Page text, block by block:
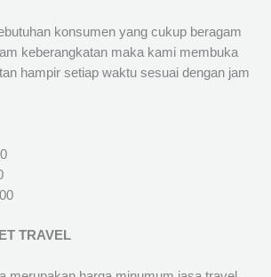
konsumen yang cukup beragam
keberangkatan maka kami membuka
hampir setiap waktu sesuai dengan jam
TRAVEL